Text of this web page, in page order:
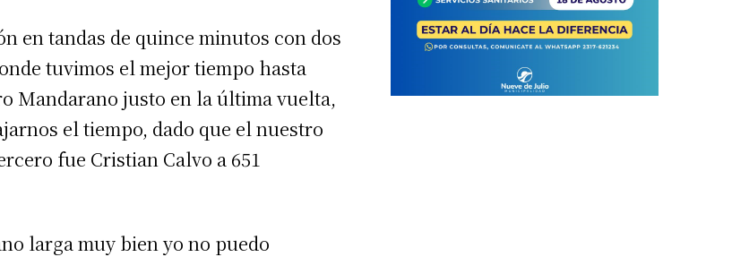
en tandas de quince minutos con dos
tuvimos el mejor tiempo hasta
Mandarano justo en la última vuelta,
el tiempo, dado que el nuestro
fue Cristian Calvo a 651
larga muy bien yo no puedo